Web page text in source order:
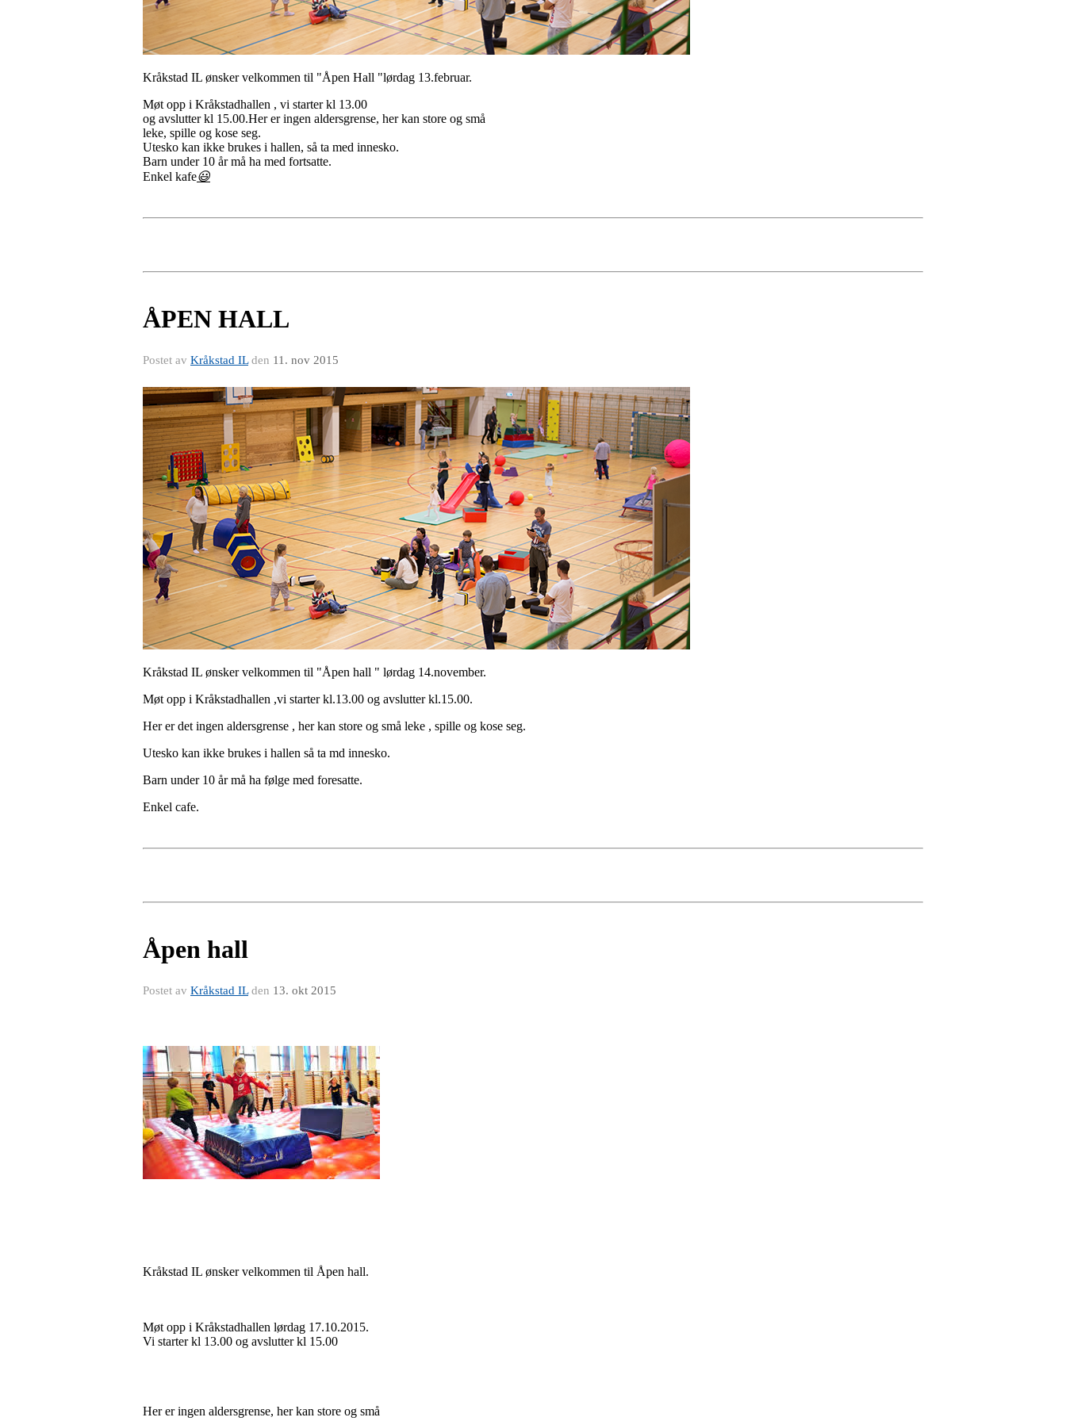
Kråkstad IL ønsker velkommen til "Åpen Hall "lørdag 13.februar.
Møt opp i Kråkstadhallen , vi starter kl 13.00
og avslutter kl 15.00.Her er ingen aldersgrense, her kan store og små
leke, spille og kose seg.
Utesko kan ikke brukes i hallen, så ta med innesko.
Barn under 10 år må ha med fortsatte.
Enkel kafe😃
ÅPEN HALL
Postet av Kråkstad ILden 11. nov 2015
Kråkstad IL ønsker velkommen til "Åpen hall " lørdag 14.november.
Møt opp i Kråkstadhallen ,vi starter kl.13.00 og avslutter kl.15.00.
Her er det ingen aldersgrense , her kan store og små leke , spille og kose seg.
Utesko kan ikke brukes i hallen så ta md innesko.
Barn under 10 år må ha følge med foresatte.
Enkel cafe.
Åpen hall
Postet av Kråkstad ILden 13. okt 2015
Kråkstad IL ønsker velkommen til Åpen hall.
Møt opp i Kråkstadhallen lørdag 17.10.2015.
Vi starter kl 13.00 og avslutter kl 15.00
Her er ingen aldersgrense, her kan store og små